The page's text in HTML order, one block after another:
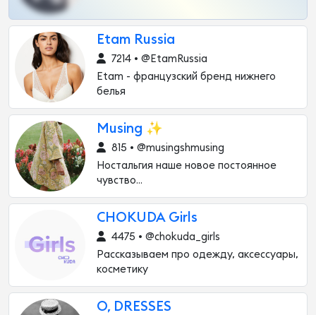
Etam Russia
7214 • @EtamRussia
Etam - французский бренд нижнего
белья
Musing ✨
815 • @musingshmusing
Ностальгия наше новое постоянное
чувство…
CHOKUDA Girls
4475 • @chokuda_girls
Рассказываем про одежду, аксессуары,
косметику
O, DRESSES